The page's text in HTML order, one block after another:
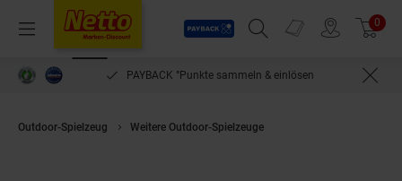
Menü
Payback
Suchfeld einblenden
Prospekte 0
PAYBACK °Punkte sammeln & einlösen
Outdoor-Spielzeug Weitere Outdoor-Spielzeuge